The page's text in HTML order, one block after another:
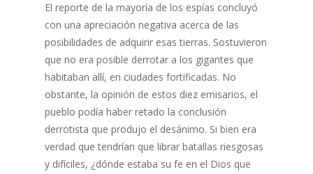
El reporte de la mayoría de los espías concluyó
con una apreciación negativa acerca de las
posibilidades de adquirir esas tierras. Sostuvieron
que no era posible derrotar a los gigantes que
habitaban allí, en ciudades fortificadas. No
obstante, la opinión de estos diez emisarios, el
pueblo podía haber retado la conclusión
derrotista que produjo el desánimo. Si bien era
verdad que tendrían que librar batallas riesgosas
y difíciles, ¿dónde estaba su fe en el Dios que